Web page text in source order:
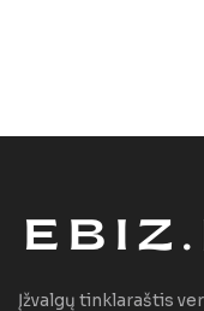
Įžvalgų tinklaraštis